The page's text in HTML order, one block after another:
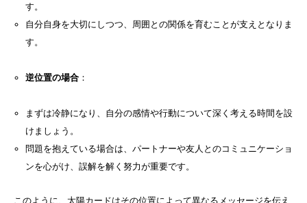
す。
自分自身を大切にしつつ、周囲との関係を育むことが支えとなりま
す。
逆位置の場合：
まずは冷静になり、自分の感情や行動について深く考える時間を設
けましょう。
問題を抱えている場合は、パートナーや友人とのコミュニケーショ
ンを心がけ、誤解を解く努力が重要です。
このように、太陽カードはその位置によって異なるメッセージを伝え